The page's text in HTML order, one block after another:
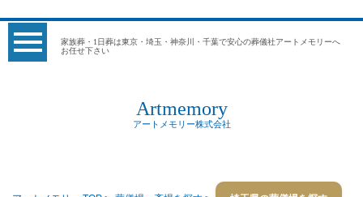
家族葬・1日葬は東京・埼玉・神奈川・千葉で安心の葬儀社アートメモリーへ
お任せ下さい
Artmemory
アートメモリー株式会社